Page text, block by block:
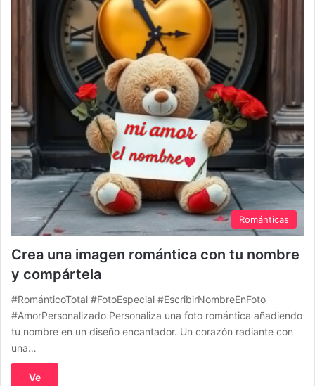
Románticas
Crea una imagen romántica con tu nombre
y compártela
#RománticoTotal #FotoEspecial #EscribirNombreEnFoto
#AmorPersonalizado Personaliza una foto romántica añadiendo
tu nombre en un diseño encantador. Un corazón radiante con
una…
Ve